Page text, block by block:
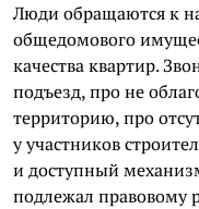
Люди обращаются к
общедомового
качества квартир.
подъезд, про не
территорию, про
у участников
и доступный
подлежал правовому